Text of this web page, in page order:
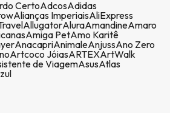
CertoAdcosAdidas
Alianças ImperiaisAliExpress
AllugatorAluraAmandineAmaro
Amiga PetAmo Karitê
AnacapriAnimaleAnjussAno Zero
Artcoco JóiasARTEXArtWalk
de ViagemAsusAtlas